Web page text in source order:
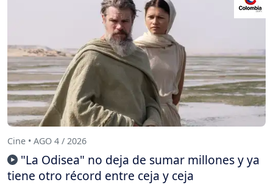
Cine • AGO 4 / 2026
"La Odisea" no deja de sumar millones y ya
tiene otro récord entre ceja y ceja